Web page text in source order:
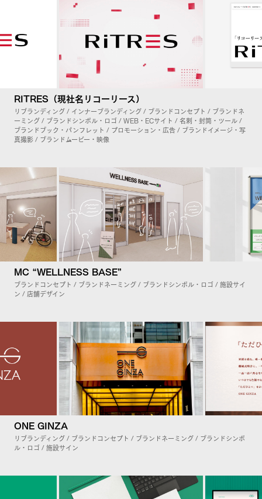
RITRES（現社名リコーリース）
リブランディング / インナーブランディング / ブランドコンセプト / ブランドネ
ーミング / ブランドシンボル・ロゴ / WEB・ECサイト / 名刺・封筒・ツール /
ブランドブック・パンフレット / プロモーション・広告 / ブランドイメージ・写
真撮影 / ブランドムービー・映像
MC “WELLNESS BASE”
ブランドコンセプト / ブランドネーミング / ブランドシンボル・ロゴ / 施設サイ
ン / 店舗デザイン
ONE GINZA
リブランディング / ブランドコンセプト / ブランドネーミング / ブランドシンボ
ル・ロゴ / 施設サイン